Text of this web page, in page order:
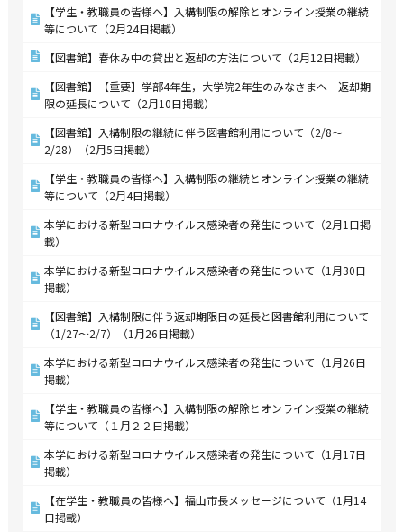
【学生・教職員の皆様へ】入構制限の解除とオンライン授業の継続
等について（2月24日掲載）
【図書館】春休み中の貸出と返却の方法について（2月12日掲載）
【図書館】【重要】学部4年生，大学院2年生のみなさまへ 返却期
限の延長について（2月10日掲載）
【図書館】入構制限の継続に伴う図書館利用について（2/8～
2/28）（2月5日掲載）
【学生・教職員の皆様へ】入構制限の継続とオンライン授業の継続
等について（2月4日掲載）
本学における新型コロナウイルス感染者の発生について（2月1日掲
載）
本学における新型コロナウイルス感染者の発生について（1月30日
掲載）
【図書館】入構制限に伴う返却期限日の延長と図書館利用について
（1/27～2/7）（1月26日掲載）
本学における新型コロナウイルス感染者の発生について（1月26日
掲載）
【学生・教職員の皆様へ】入構制限の解除とオンライン授業の継続
等について（１月２２日掲載）
本学における新型コロナウイルス感染者の発生について（1月17日
掲載）
【在学生・教職員の皆様へ】福山市長メッセージについて（1月14
日掲載）